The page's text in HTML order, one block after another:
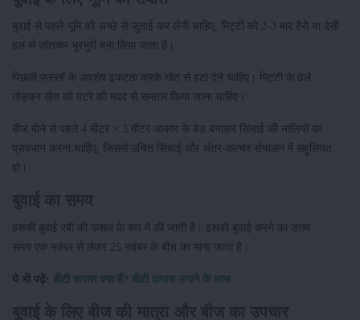
बुवाई से पहले भूमि की अच्छे से जुताई कर लेनी चाहिए, मिट्टी को 2-3 बार हैरो या देसी
हल से जोतकर भुरभुरी बना लिया जाता है।
पिछली फसलों के अवशेष इकट्ठा करके खेत से हटा देने चाहिए। मिट्टी के ढेले
तोड़कर खेत को पटरे की मदद से समतल किया जाना चाहिए।
बीज बोने से पहले 4 मीटर × 3 मीटर आकार के बेड बनाकर सिंचाई की नालियों का
प्रावधान करना चाहिए, जिससे उचित सिंचाई और अंतर-कल्चर संचालन में सहूलियत
हो।
इसकी बुवाई रबी की फसल के रूप में की जाती है। इसकी बुवाई करने का उत्तम
समय एक नवंबर से लेकर 25 नवंबर के बीच का माना जाता है।
ये भी पढ़ें: बीटी कपास क्या हैं? बीटी कपास उगाने के लाभ